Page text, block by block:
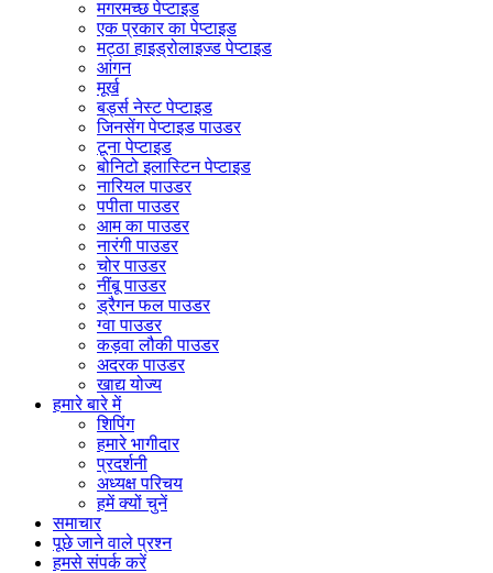
मगरमच्छ पेप्टाइड
एक प्रकार का पेप्टाइड
मट्ठा हाइड्रोलाइज्ड पेप्टाइड
आंगन
मूर्ख
बर्ड्स नेस्ट पेप्टाइड
जिनसेंग पेप्टाइड पाउडर
टूना पेप्टाइड
बोनिटो इलास्टिन पेप्टाइड
नारियल पाउडर
पपीता पाउडर
आम का पाउडर
नारंगी पाउडर
चोर पाउडर
नींबू पाउडर
ड्रैगन फल पाउडर
ग्वा पाउडर
कड़वा लौकी पाउडर
अदरक पाउडर
खाद्य योज्य
हमारे बारे में
शिपिंग
हमारे भागीदार
प्रदर्शनी
अध्यक्ष परिचय
हमें क्यों चुनें
समाचार
पूछे जाने वाले प्रश्न
हमसे संपर्क करें